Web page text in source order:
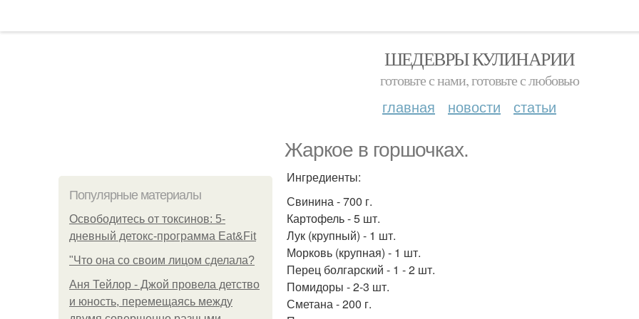
ШЕДЕВРЫ КУЛИНАРИИ
готовьте с нами, готовьте с любовью
главная новости статьи
Жаркое в горшочках.
Популярные материалы
Освободитесь от токсинов: 5-
дневный детокс-программа Eat&Fit
"Что она со своим лицом сделала?
Аня Тейлор - Джой провела детство
и юность, перемещаясь между
Ингредиенты:
Свинина - 700 г.
Картофель - 5 шт.
Лук (крупный) - 1 шт.
Морковь (крупная) - 1 шт.
Перец болгарский - 1 - 2 шт.
Помидоры - 2-3 шт.
Сметана - 200 г.